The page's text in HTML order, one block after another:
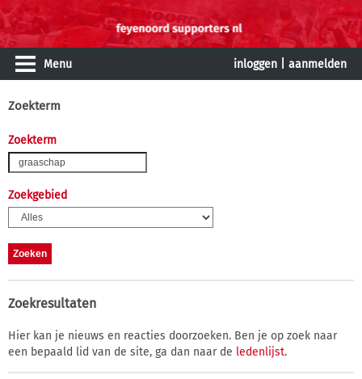
Menu inloggen aanmelden
Zoekterm
Zoekterm
Zoekgebied
Zoekresultaten
Hier kan je nieuws en reacties doorzoeken. Ben je op zoek naar
een bepaald lid van de site, ga dan naar de ledenlijst.